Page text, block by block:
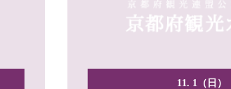
11. 1（日）